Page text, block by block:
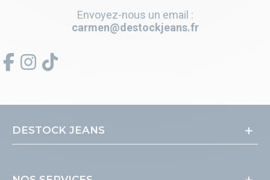
Envoyez-nous un email :
carmen@destockjeans.fr
DESTOCK JEANS